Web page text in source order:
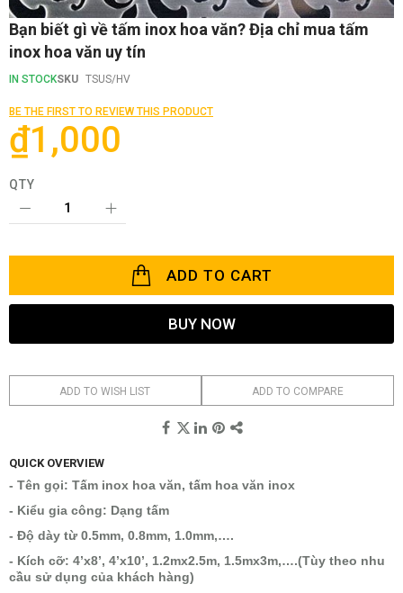
Skip
the
of
images
gallery
Bạn biết gì về tấm inox hoa văn? Địa chỉ mua tấm
inox hoa văn uy tín
IN STOCKSKU TSUS/HV
BE THE FIRST TO REVIEW THIS PRODUCT
₫1,000
QTY
ADD TO CART
BUY NOW
ADD TO WISH LIST ADD TO COMPARE
QUICK OVERVIEW
- Tên gọi: Tấm inox hoa văn, tấm hoa văn inox
- Kiểu gia công: Dạng tấm
- Độ dày từ 0.5mm, 0.8mm, 1.0mm,….
- Kích cỡ: 4’x8’, 4’x10’, 1.2mx2.5m, 1.5mx3m,….(Tùy theo nhu
cầu sử dụng của khách hàng)